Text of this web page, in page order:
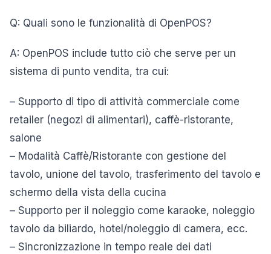
Q: Quali sono le funzionalità di OpenPOS?
A: OpenPOS include tutto ciò che serve per un
sistema di punto vendita, tra cui:
– Supporto di tipo di attività commerciale come
retailer (negozi di alimentari), caffè-ristorante,
salone
– Modalità Caffè/Ristorante con gestione del
tavolo, unione del tavolo, trasferimento del tavolo e
schermo della vista della cucina
– Supporto per il noleggio come karaoke, noleggio
tavolo da biliardo, hotel/noleggio di camera, ecc.
– Sincronizzazione in tempo reale dei dati